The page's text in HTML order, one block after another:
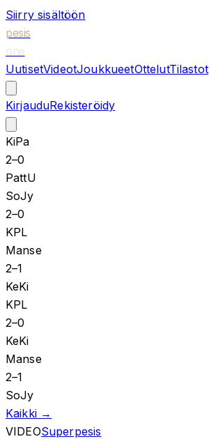
Siirry sisältöön
pesis
one
UutisetVideotJoukkueetOttelutTilastot
KirjauduRekisteröidy
KiPa
2–0
PattU
SoJy
2–0
KPL
Manse
2–1
KeKi
KPL
2–0
KeKi
Manse
2–1
SoJy
Kaikki →
VIDEOSuperpesis